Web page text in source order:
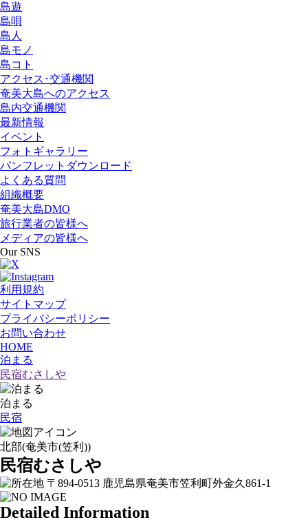
島遊
島唄
島人
島モノ
島コト
アクセス･交通機関
奄美大島へのアクセス
島内交通機関
最新情報
イベント
フォトギャラリー
パンフレットダウンロード
よくある質問
組織概要
奄美大島DMO
旅行業者の皆様へ
メディアの皆様へ
Our SNS
利用規約
サイトマップ
プライバシーポリシー
お問い合わせ
HOME
泊まる
民宿むさしや
泊まる
民宿
北部(奄美市(笠利))
民宿むさしや
〒894-0513 鹿児島県奄美市笠利町外金久861-1
Detailed Information